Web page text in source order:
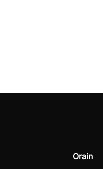
Orain